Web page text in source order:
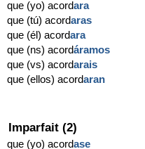
que (yo) acordara
que (tú) acordaras
que (él) acordara
que (ns) acordáramos
que (vs) acordarais
que (ellos) acordaran
Imparfait (2)
que (yo) acordase